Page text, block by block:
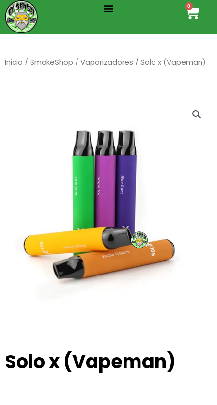
al
contenido
Menu 0
Cart
Inicio / SmokeShop / Vaporizadores / Solo x (Vapeman)
Solo x (Vapeman)